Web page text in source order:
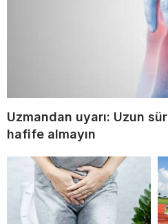
Uzmandan uyarı: Uzun
hafife almayın